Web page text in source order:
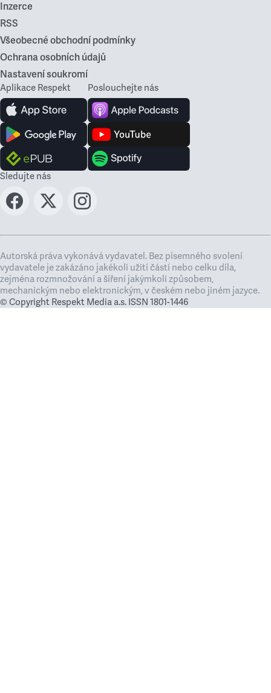
Inzerce
RSS
Všeobecné obchodní podmínky
Ochrana osobních údajů
Nastavení soukromí
Aplikace Respekt Poslouchejte nás
Sledujte nás
Autorská práva vykonává vydavatel. Bez písemného svolení
vydavatele je zakázáno jakékoli užití částí nebo celku díla,
zejména rozmnožování a šíření jakýmkoli způsobem,
mechanickým nebo elektronickým, v českém nebo jiném jazyce.
© Copyright Respekt Media a.s. ISSN 1801-1446